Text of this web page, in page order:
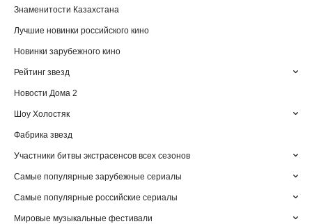
Знаменитости Казахстана
Лучшие новинки российского кино
Новинки зарубежного кино
Рейтинг звезд
Новости Дома 2
Шоу Холостяк
Фабрика звезд
Участники битвы экстрасенсов всех сезонов
Самые популярные зарубежные сериалы
Самые популярные российские сериалы
Мировые музыкальные фестивали